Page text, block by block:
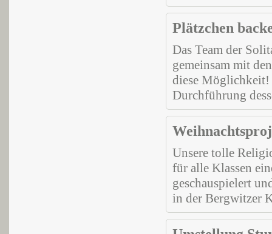
Plätzchen
Das Team der
gemeinsam mit
diese Möglichkeit!
Durchführung
Unsere tolle
für alle Klassen
geschauspielert
in der Bergwitzer